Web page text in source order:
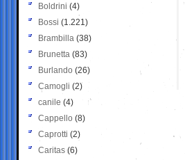
Boldrini (4)
Bossi (1.221)
Brambilla (38)
Brunetta (83)
Burlando (26)
Camogli (2)
canile (4)
Cappello (8)
Caprotti (2)
Caritas (6)